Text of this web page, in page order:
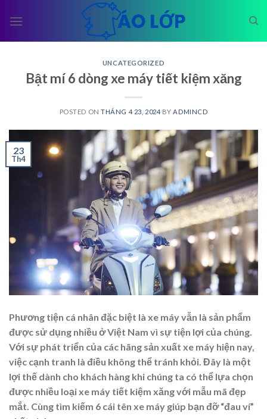
UNCATEGORIZED
Bật mí 6 dòng xe máy tiết kiệm xăng
POSTED ONTHÁNG 4 23, 2024 BY ADMINCD
23
Th4
Phương tiện cá nhân đặc biệt là xe máy vẫn là sản phẩm
được sử dụng nhiều ở Việt Nam vì sự tiện lợi của chúng.
Với sự phát triển của các hãng sản xuất xe máy hiện nay,
việc cạnh tranh là điều không thể tránh khỏi. Đây là một
lợi thế dành cho khách hàng khi chúng ta có thể lựa chọn
được nhiều loạixe máy tiết kiệm xăngvới mẫu mã đẹp
mắt. Cùng tìm kiếm 6 cái tên xe máy giúp bạn đỡ “đau ví”